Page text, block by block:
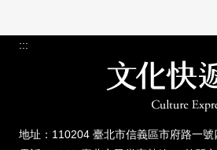
:::
地址：110204 臺北市信義區市府路一號